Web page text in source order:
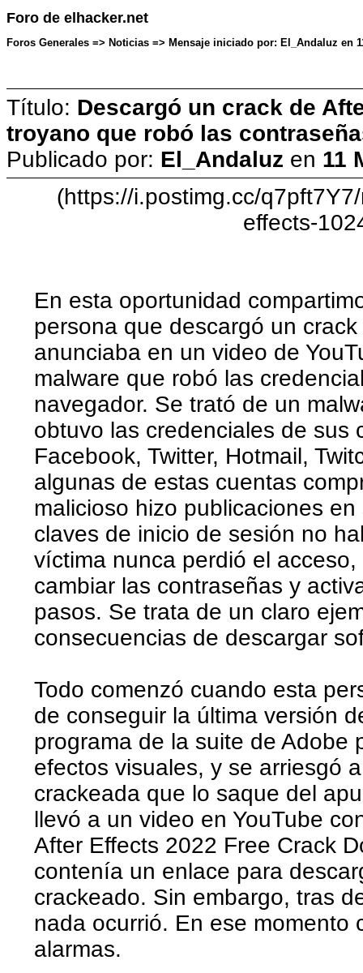
Foro de elhacker.net
Foros Generales => Noticias => Mensaje iniciado por: El_Andaluz en
Título: Descargó un crack de
troyano que robó las
Publicado por: El_Andaluz en 11
(https://i.postimg.cc/
effects-
En esta oportunidad
persona que descargó un
anunciaba en un video de
malware que robó las
navegador. Se trató de un
obtuvo las credenciales de sus
Facebook, Twitter, Hotmail,
algunas de estas cuentas
malicioso hizo publicaciones
claves de inicio de sesión no
víctima nunca perdió el
cambiar las contraseñas y
pasos. Se trata de un claro
consecuencias de descargar
Todo comenzó cuando esta
de conseguir la última versión
programa de la suite de Adobe
efectos visuales, y se arriesgó
crackeada que lo saque del
llevó a un video en YouTube
After Effects 2022 Free Crack
contenía un enlace para
crackeado. Sin embargo, tras
nada ocurrió. En ese momento
alarmas.